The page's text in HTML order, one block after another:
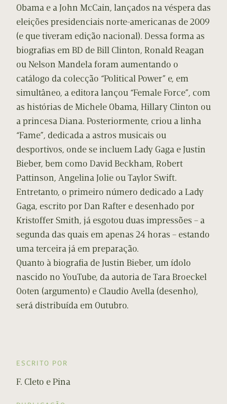
Obama e a John McCain, lançados na véspera das
eleições presidenciais norte-americanas de 2009
(e que tiveram edição nacional). Dessa forma as
biografias em BD de Bill Clinton, Ronald Reagan
ou Nelson Mandela foram aumentando o
catálogo da colecção “Political Power” e, em
simultâneo, a editora lançou “Female Force”, com
as histórias de Michele Obama, Hillary Clinton ou
a princesa Diana. Posteriormente, criou a linha
“Fame”, dedicada a astros musicais ou
desportivos, onde se incluem Lady Gaga e Justin
Bieber, bem como David Beckham, Robert
Pattinson, Angelina Jolie ou Taylor Swift.
Entretanto, o primeiro número dedicado a Lady
Gaga, escrito por Dan Rafter e desenhado por
Kristoffer Smith, já esgotou duas impressões – a
segunda das quais em apenas 24 horas – estando
uma terceira já em preparação.
Quanto à biografia de Justin Bieber, um ídolo
nascido no YouTube, da autoria de Tara Broeckel
Ooten (argumento) e Claudio Avella (desenho),
será distribuída em Outubro.
ESCRITO POR
F. Cleto e Pina